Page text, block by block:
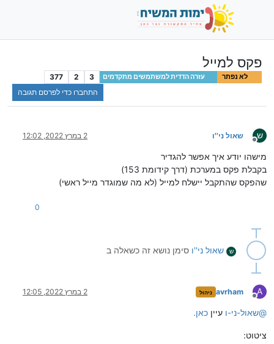
פקס למייל
לא נפתר עזרה הדדית למשתמשים מתקדמים 3
2
377
התחברו כדי לפרסם תגובה
ש
מנותק
שאול ני''ו 2 במרץ 2022, 12:02
מישהו יודע איך אפשר להגדיר
בקבלת פקס במערכת (דרך קידומת 153)
שהפקס שהתקבל יישלח למייל (לא מה שמוגדר מייל ראשי)
0
ש שאול ני''ו סימן נושא זה כשאלה ב
A
מנותק
avrham ניהול 2 במרץ 2022, 12:05
@שאול-ני-ו עיין כאן.
ציטוט: